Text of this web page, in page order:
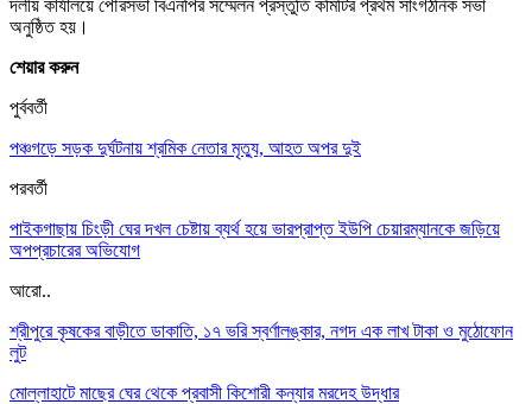
দলীয় কার্যালয়ে পৌরসভা বিএনপির সম্মেলন প্রস্তুতি কমিটির প্রথম সাংগঠনিক সভা
অনুষ্ঠিত হয়।
শেয়ার করুন
পুর্ববর্তী
পঞ্চগড়ে সড়ক দুর্ঘটনায় শ্রমিক নেতার মৃত্যু, আহত অপর দুই
পরবর্তী
পাইকগাছায় চিংড়ী ঘের দখল চেষ্টায় ব্যর্থ হয়ে ভারপ্রাপ্ত ইউপি চেয়ারম্যানকে জড়িয়ে
অপপ্রচারের অভিযোগ
আরো..
শ্রীপুরে কৃষকের বাড়ীতে ডাকাতি, ১৭ ভরি স্বর্ণালঙ্কার, নগদ এক লাখ টাকা ও মুঠোফোন
লুট
মোল্লাহাটে মাছের ঘের থেকে প্রবাসী কিশোরী কন্যার মরদেহ উদ্ধার